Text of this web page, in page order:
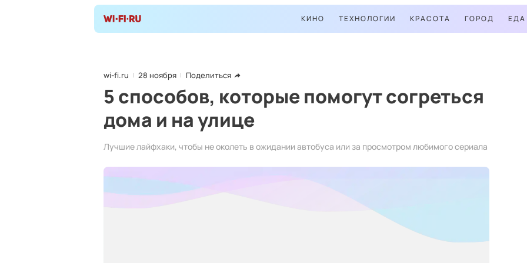
КИНО ТЕХНОЛОГИИ КРАСОТА ГОРОД ЕДА
wi-fi.ru 28 ноября Поделиться
5 способов, которые помогут согреться
дома и на улице
Лучшие лайфхаки, чтобы не околеть в ожидании автобуса или за просмотром любимого сериала